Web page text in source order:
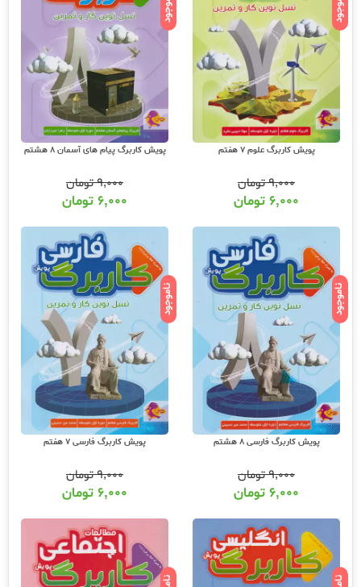
ناموجود
پویش کاربرگ علوم 7 هفتم
۹,۰۰۰تومان
۶,۰۰۰ تومان
ناموجود
پویش کاربرگ پیام های آسمان 8 هشتم
۹,۰۰۰تومان
۶,۰۰۰ تومان
ناموجود
پویش کاربرگ فارسی 8 هشتم
۹,۰۰۰تومان
۶,۰۰۰ تومان
ناموجود
پویش کاربرگ فارسی 7 هفتم
۹,۰۰۰تومان
۶,۰۰۰ تومان